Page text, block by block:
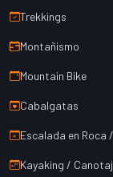
Trekkings
Montañismo
Mountain Bike
Cabalgatas
Escalada en Roca
Kayaking /